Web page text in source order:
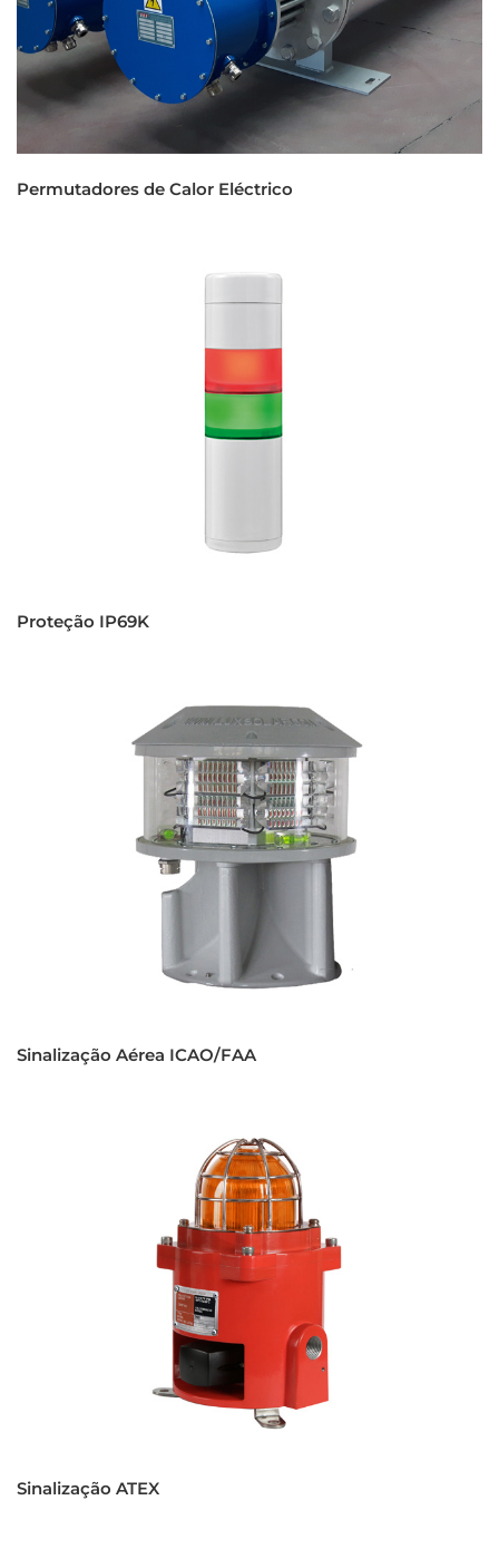
Permutadores de Calor Eléctrico
Proteção IP69K
Sinalização Aérea ICAO/FAA
Sinalização ATEX